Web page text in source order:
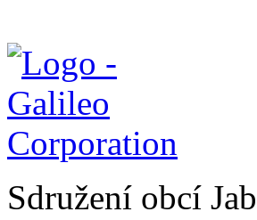
Sdružení obcí